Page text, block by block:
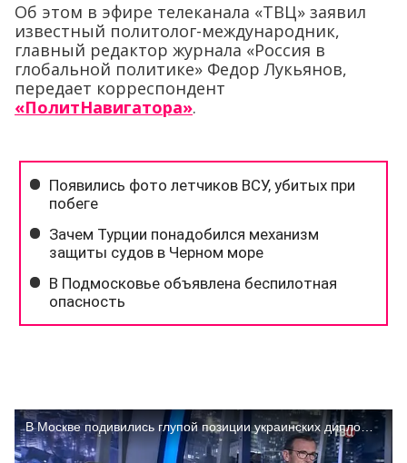
Об этом в эфире телеканала «ТВЦ» заявил
известный политолог-международник,
главный редактор журнала «Россия в
глобальной политике» Федор Лукьянов,
передает корреспондент
«ПолитНавигатора».